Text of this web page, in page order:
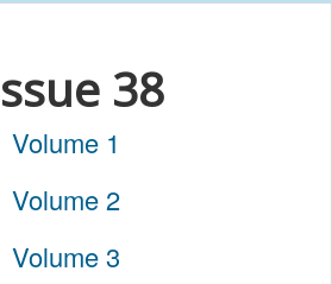
38
Volume 1
Volume 2
Volume 3